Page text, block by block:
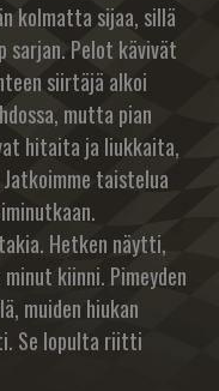
kolmatta sijaa, sillä
sarjan. Pelot kävivät
siirtäjä alkoi
mutta pian
hitaita ja liukkaita,
taistelua
Hetken näytti,
kiinni. Pimeyden
muiden hiukan
Se lopulta riitti